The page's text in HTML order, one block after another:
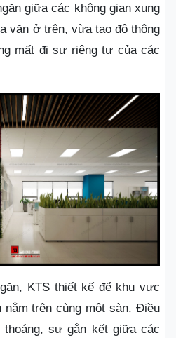
giữa các không gian xung
văn ở trên, vừa tạo độ thông
mất đi sự riêng tư của các
KTS thiết kế để khu vực
nằm trên cùng một sàn. Điều
thoáng, sự gắn kết giữa các